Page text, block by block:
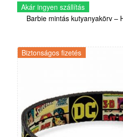
Akár ingyen szállítás
Barbie mintás kutyanyakörv –
Biztonságos fizetés